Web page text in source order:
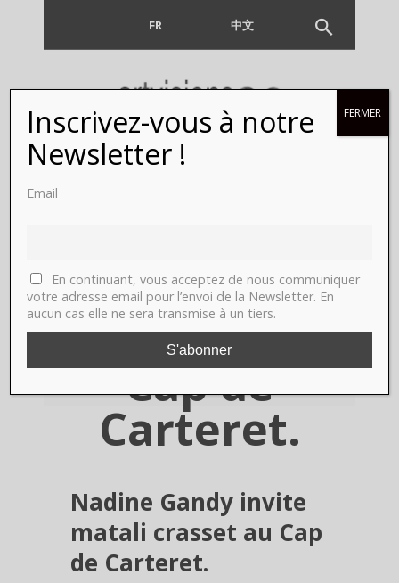
FR 中文
Nadine
matali
crasset au
Cap de
Carteret.
Nadine Gandy invite
matali crasset au Cap
de Carteret.
Inscrivez-vous à notre
Newsletter !
Email
En continuant, vous acceptez de nous communiquer
votre adresse email pour l’envoi de la Newsletter. En
aucun cas elle ne sera transmise à un tiers.
FERMER